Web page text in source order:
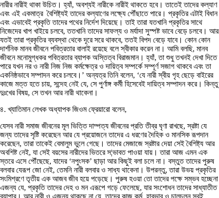
নারীর নারীই থাকা উচিত। হ্যাঁ, অবশ্যই নারীকে নারীই থাকতে হবে। তাতেই তাদের কল্যাণ
এবং এই একমাত্র বৈশিষ্ট্যই তাদের কল্যাণের লক্ষ্যে পৌঁছাতে পারে। প্রকৃতির এটাই বিধান
এবং এভাবেই প্রকৃতি তাদের পথের নির্দেশ দিয়েছে। তাই তারা যতখানি প্রকৃতির সাথে
নিজেদের খাপ খাইয়ে চলবে, ততখানি তাদের সাফল্য ও মর্যাদা সুস্পষ্ট ভাবে বেড়ে চলবে। আর
যতই তারা প্রকৃতির ব্যবস্থা থেকে দূরে সরে থাকবে, ততই বিপদ বেড়ে যাবে। কোন কোন
দার্শনিক মানব জীবনে পবিত্রতার বালাই রয়েছে বলে স্বীকার করেন না। আমি বলছি, মানব
জীবনে মনোমুগ্ধকর পবিত্রতার ব্যাপক অস্তিত্ব বিরাজমান। হ্যাঁ, তা শুধু তখনই দেখা দিতে
পারে যখন নর ও নারী নিজ নিজ কর্মক্ষেত্র ও দায়িত্ব সম্পর্কে সম্পূর্ণ সজাগ থাকবে এবং তা
একনিষ্ঠভাবে সম্পাদন করে চলবে।’ অন্যত্র তিনি বলেন, ‘যে নারী স্বীয় গৃহ ছেড়ে বাইরের
কাজে মত্ত হতে চায়, সন্দেহ নেই যে, সে পুর্ণাঙ্গ কর্মী হিসেবেই দায়িত্ব সম্পাদন করে। কিন্তু
দুঃখের বিষয়, সে তখন আর নারী থাকেনা।
৪. খ্যাতিমান লেখক অধ্যাপক জিওম ফ্রেয়ারো বলেন,
যেসব নারী সমাজ জীবনের মূল ভিত্তি দাম্পত্য জীবনের প্রতি তীব্র ঘৃণা রাখছে, স্রষ্টা যে
জন্য তাদের সৃষ্টি করেছেন আর যে প্রয়োজনে তাদের এ ধরণের দৈহিক ও মানসিক রূপদান
করেছেন, তারা তাকেই বেমালুম ভুলে গেছে। তাদের মেজাজে স্রষ্টার দেয়া সেই বৈশিষ্ট্য আর
অবশিষ্ট নেই, যা সেই বয়সের নারীদের ভিতরে স¦ভাবত পাওয়া যায়। তারা আজ এমন এক
স্তরে এসে পৌঁছেছে, যাদের ‘নপুংসক’ ছাড়া আর কিছুই বলা চলে না। বস্তুত তাদের পুরুষ
বলবার যেরূপ জো নেই, তেমনি নারী বলবার ও সাধ্য থাকেনা। উপরন্তু, তারা উভয় প্রকৃতির
সংমিশ্রণে তৃতীয় এক আজব জীব হয়ে পড়েছে। পুরুষ হওয়া তো তাদের পক্ষে সম্ভব হচ্ছেনা
এজন্য যে, প্রকৃতি তাদের দেহ ও মন এরূপে গড়ে ফেলেছে, যার সংশোধন তাদের সাধ্যাতীত